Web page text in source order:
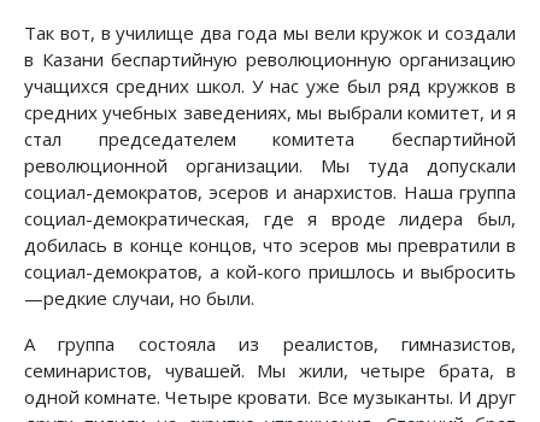
Так вот, в училище два года мы вели кружок и создали
в Казани беспартийную революционную организацию
учащихся средних школ. У нас уже был ряд кружков в
средних учебных заведениях, мы выбрали комитет, и я
стал председателем комитета беспартийной
революционной организации. Мы туда допускали
социал-демократов, эсеров и анархистов. Наша группа
социал-демократическая, где я вроде лидера был,
добилась в конце концов, что эсеров мы превратили в
социал-демократов, а кой-кого пришлось и выбросить
—редкие случаи, но были.
А группа состояла из реалистов, гимназистов,
семинаристов, чувашей. Мы жили, четыре брата, в
одной комнате. Четыре кровати. Все музыканты. И друг